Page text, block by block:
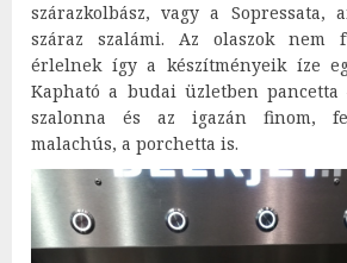
szárazkolbász, vagy a Sopressata,
száraz szalámi. Az olaszok nem
érlelnek így a készítményeik íze
Kapható a budai üzletben pancetta
szalonna és az igazán finom,
malachús, a porchetta is.